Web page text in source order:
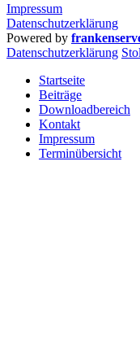
Impressum
Datenschutzerklärung
Powered by
Daten­schutz­er­klä­rung
Startseite
Beiträge
Downloadbereich
Kontakt
Impressum
Terminübersicht